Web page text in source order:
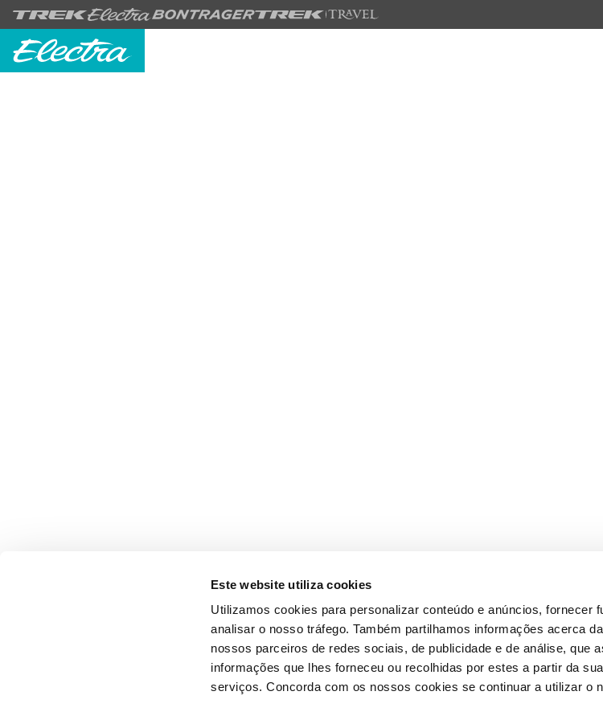
Este website utiliza cookies
Utilizamos cookies para personalizar conteúdo e anúncios, fornecer
analisar o nosso tráfego. Também partilhamos informações acerca
nossos parceiros de redes sociais, de publicidade e de análise, que
informações que lhes forneceu ou recolhidas por estes a partir da
serviços. Concorda com os nossos cookies se continuar a utilizar o